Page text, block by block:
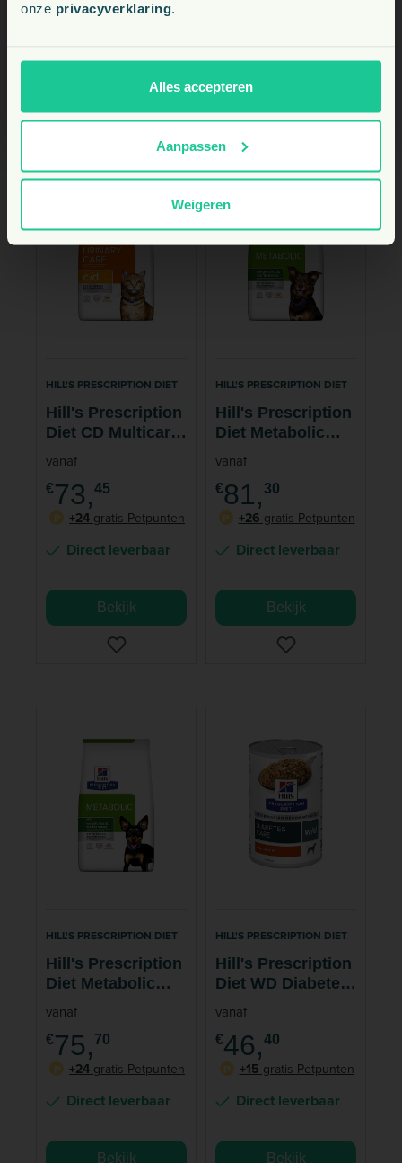
onze privacyverklaring.
Alles accepteren
Aanpassen
Weigeren
HILL'S PRESCRIPTION DIET
Hill's Prescription
Diet CD Multicare
Urinary Care
vanaf
€73,45
P
+24 gratis Petpunten
Direct leverbaar
Bekijk
HILL'S PRESCRIPTION DIET
Hill's Prescription
Diet Metabolic
Weight
Hondenvoer
vanaf
€81, 30
P
+26 gratis Petpunten
Direct leverbaar
Bekijk
HILL'S PRESCRIPTION DIET
Hill's Prescription
Diet Metabolic
Mini Weight
Hondenvoer Kip
vanaf
€75, 70
P
+24 gratis Petpunten
Direct leverbaar
Bekijk
HILL'S PRESCRIPTION DIET
Hill's Prescription
Diet WD Diabetes
Care Hondenvoer
vanaf
€46,40
P
+15 gratis Petpunten
Direct leverbaar
Bekijk